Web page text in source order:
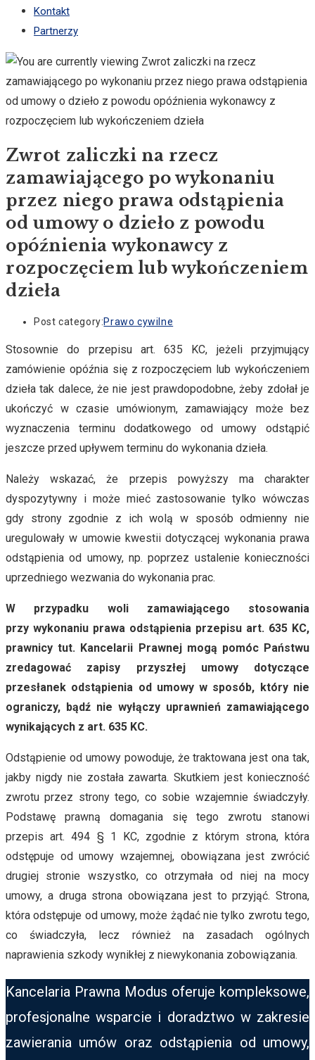
Kontakt
Partnerzy
Zwrot zaliczki na rzecz
zamawiającego po wykonaniu
przez niego prawa odstąpienia
od umowy o dzieło z powodu
opóźnienia wykonawcy z
rozpoczęciem lub wykończeniem
dzieła
Post category:Prawo cywilne
Stosownie do przepisu art. 635 KC, jeżeli przyjmujący
zamówienie opóźnia się z rozpoczęciem lub wykończeniem
dzieła tak dalece, że nie jest prawdopodobne, żeby zdołał je
ukończyć w czasie umówionym, zamawiający może bez
wyznaczenia terminu dodatkowego od umowy odstąpić
jeszcze przed upływem terminu do wykonania dzieła.
Należy wskazać, że przepis powyższy ma charakter
dyspozytywny i może mieć zastosowanie tylko wówczas
gdy strony zgodnie z ich wolą w sposób odmienny nie
uregulowały w umowie kwestii dotyczącej wykonania prawa
odstąpienia od umowy, np. poprzez ustalenie konieczności
uprzedniego wezwania do wykonania prac.
W przypadku woli zamawiającego stosowania
przy wykonaniu prawa odstąpienia przepisu art. 635 KC,
prawnicy tut. Kancelarii Prawnej mogą pomóc Państwu
zredagować zapisy przyszłej umowy dotyczące
przesłanek odstąpienia od umowy w sposób, który nie
ograniczy, bądź nie wyłączy uprawnień zamawiającego
wynikających z art. 635 KC.
Odstąpienie od umowy powoduje, że traktowana jest ona tak,
jakby nigdy nie została zawarta. Skutkiem jest konieczność
zwrotu przez strony tego, co sobie wzajemnie świadczyły.
Podstawę prawną domagania się tego zwrotu stanowi
przepis art. 494 § 1 KC, zgodnie z którym strona, która
odstępuje od umowy wzajemnej, obowiązana jest zwrócić
drugiej stronie wszystko, co otrzymała od niej na mocy
umowy, a druga strona obowiązana jest to przyjąć. Strona,
która odstępuje od umowy, może żądać nie tylko zwrotu tego,
co świadczyła, lecz również na zasadach ogólnych
naprawienia szkody wynikłej z niewykonania zobowiązania.
Kancelaria Prawna Modus oferuje kompleksowe,
profesjonalne wsparcie i doradztwo w zakresie
zawierania umów oraz odstąpienia od umowy,